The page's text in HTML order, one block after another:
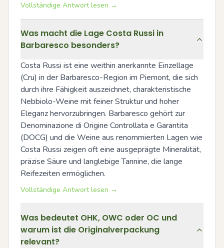
Vollständige Antwort lesen →
Was macht die Lage Costa Russi in
Barbaresco besonders?
Costa Russi ist eine weithin anerkannte Einzellage
(Cru) in der Barbaresco-Region im Piemont, die sich
durch ihre Fähigkeit auszeichnet, charakteristische
Nebbiolo-Weine mit feiner Struktur und hoher
Eleganz hervorzubringen. Barbaresco gehört zur
Denominazione di Origine Controllata e Garantita
(DOCG) und die Weine aus renommierten Lagen wie
Costa Russi zeigen oft eine ausgeprägte Mineralität,
präzise Säure und langlebige Tannine, die lange
Reifezeiten ermöglichen.
Vollständige Antwort lesen →
Was bedeutet OHK, OWC oder OC und
warum ist die Originalverpackung
relevant?